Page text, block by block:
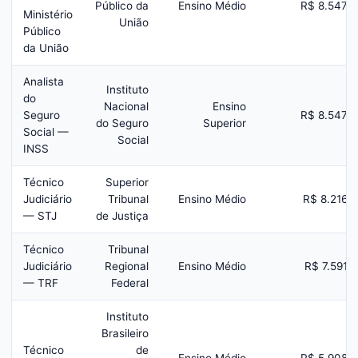
Ministério
Público
da União
Público da
União
Ensino Médio R$ 8.547
Analista
do
Seguro
Social —
INSS
Instituto
Nacional
do Seguro
Social
Ensino
Superior
R$ 8.547
Técnico
Judiciário
— STJ
Superior
Tribunal
de Justiça
Ensino Médio R$ 8.216
Técnico
Judiciário
— TRF
Tribunal
Regional
Federal
Ensino Médio R$ 7.591
Técnico
Instituto
Brasileiro
de